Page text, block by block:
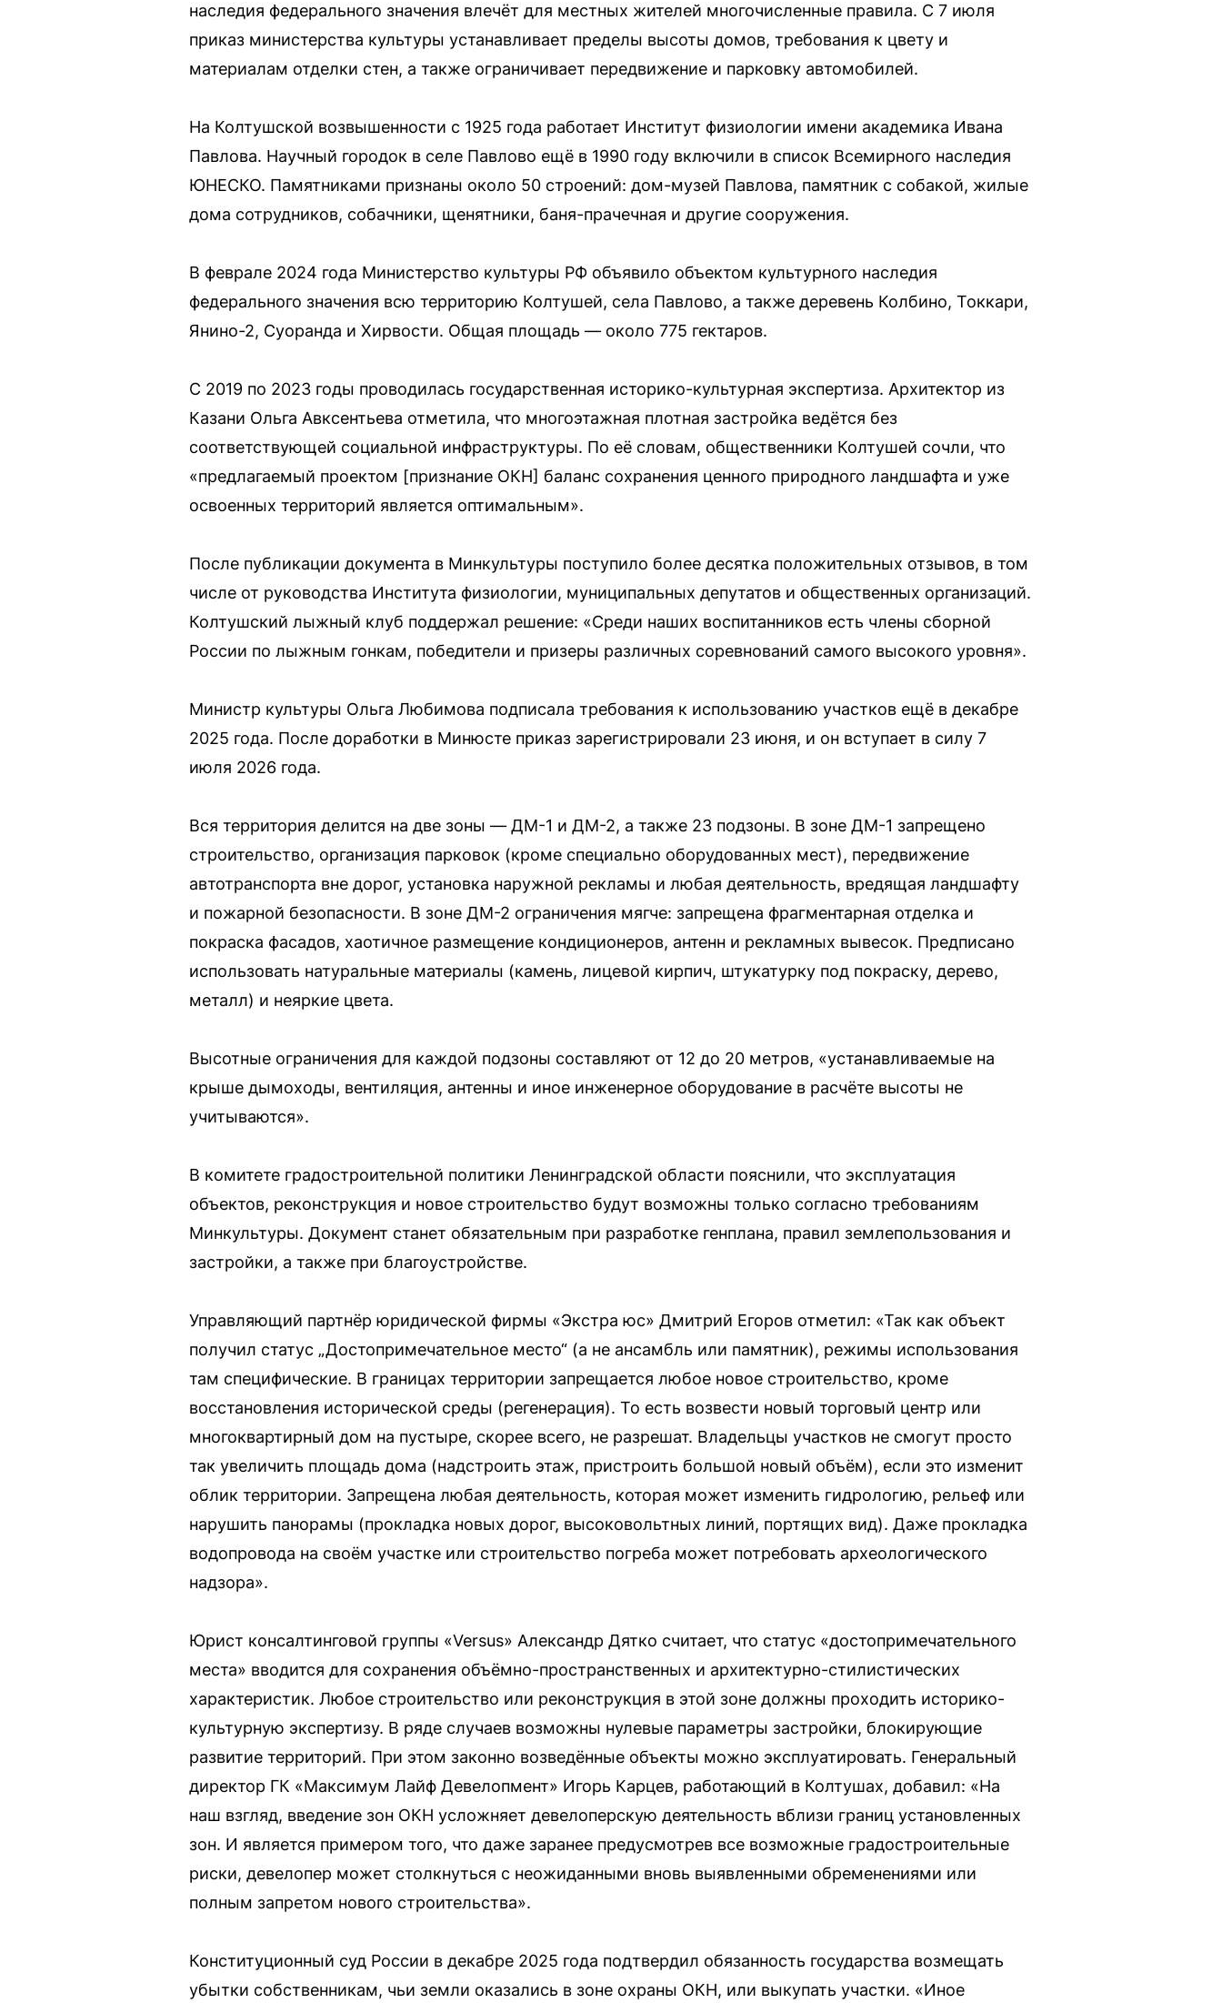
наследия федерального значения влечёт для местных жителей многочисленные правила. С 7 июля
приказ министерства культуры устанавливает пределы высоты домов, требования к цвету и
материалам отделки стен, а также ограничивает передвижение и парковку автомобилей.
На Колтушской возвышенности с 1925 года работает Институт физиологии имени академика Ивана
Павлова. Научный городок в селе Павлово ещё в 1990 году включили в список Всемирного наследия
ЮНЕСКО. Памятниками признаны около 50 строений: дом-музей Павлова, памятник с собакой, жилые
дома сотрудников, собачники, щенятники, баня-прачечная и другие сооружения.
В феврале 2024 года Министерство культуры РФ объявило объектом культурного наследия
федерального значения всю территорию Колтушей, села Павлово, а также деревень Колбино, Токкари,
Янино-2, Суоранда и Хирвости. Общая площадь — около 775 гектаров.
С 2019 по 2023 годы проводилась государственная историко-культурная экспертиза. Архитектор из
Казани Ольга Авксентьева отметила, что многоэтажная плотная застройка ведётся без
соответствующей социальной инфраструктуры. По её словам, общественники Колтушей сочли, что
«предлагаемый проектом [признание ОКН] баланс сохранения ценного природного ландшафта и уже
освоенных территорий является оптимальным».
После публикации документа в Минкультуры поступило более десятка положительных отзывов, в том
числе от руководства Института физиологии, муниципальных депутатов и общественных организаций.
Колтушский лыжный клуб поддержал решение: «Среди наших воспитанников есть члены сборной
России по лыжным гонкам, победители и призеры различных соревнований самого высокого уровня».
Министр культуры Ольга Любимова подписала требования к использованию участков ещё в декабре
2025 года. После доработки в Минюсте приказ зарегистрировали 23 июня, и он вступает в силу 7
июля 2026 года.
Вся территория делится на две зоны — ДМ-1 и ДМ-2, а также 23 подзоны. В зоне ДМ-1 запрещено
строительство, организация парковок (кроме специально оборудованных мест), передвижение
автотранспорта вне дорог, установка наружной рекламы и любая деятельность, вредящая ландшафту
и пожарной безопасности. В зоне ДМ-2 ограничения мягче: запрещена фрагментарная отделка и
покраска фасадов, хаотичное размещение кондиционеров, антенн и рекламных вывесок. Предписано
использовать натуральные материалы (камень, лицевой кирпич, штукатурку под покраску, дерево,
металл) и неяркие цвета.
Высотные ограничения для каждой подзоны составляют от 12 до 20 метров, «устанавливаемые на
крыше дымоходы, вентиляция, антенны и иное инженерное оборудование в расчёте высоты не
учитываются».
В комитете градостроительной политики Ленинградской области пояснили, что эксплуатация
объектов, реконструкция и новое строительство будут возможны только согласно требованиям
Минкультуры. Документ станет обязательным при разработке генплана, правил землепользования и
застройки, а также при благоустройстве.
Управляющий партнёр юридической фирмы «Экстра юс» Дмитрий Егоров отметил: «Так как объект
получил статус „Достопримечательное место“ (а не ансамбль или памятник), режимы использования
там специфические. В границах территории запрещается любое новое строительство, кроме
восстановления исторической среды (регенерация). То есть возвести новый торговый центр или
многоквартирный дом на пустыре, скорее всего, не разрешат. Владельцы участков не смогут просто
так увеличить площадь дома (надстроить этаж, пристроить большой новый объём), если это изменит
облик территории. Запрещена любая деятельность, которая может изменить гидрологию, рельеф или
нарушить панорамы (прокладка новых дорог, высоковольтных линий, портящих вид). Даже прокладка
водопровода на своём участке или строительство погреба может потребовать археологического
надзора».
Юрист консалтинговой группы «Versus» Александр Дятко считает, что статус «достопримечательного
места» вводится для сохранения объёмно-пространственных и архитектурно-стилистических
характеристик. Любое строительство или реконструкция в этой зоне должны проходить историко-
культурную экспертизу. В ряде случаев возможны нулевые параметры застройки, блокирующие
развитие территорий. При этом законно возведённые объекты можно эксплуатировать. Генеральный
директор ГК «Максимум Лайф Девелопмент» Игорь Карцев, работающий в Колтушах, добавил: «На
наш взгляд, введение зон ОКН усложняет девелоперскую деятельность вблизи границ установленных
зон. И является примером того, что даже заранее предусмотрев все возможные градостроительные
риски, девелопер может столкнуться с неожиданными вновь выявленными обременениями или
полным запретом нового строительства».
Конституционный суд России в декабре 2025 года подтвердил обязанность государства возмещать
убытки собственникам, чьи земли оказались в зоне охраны ОКН, или выкупать участки. «Иное